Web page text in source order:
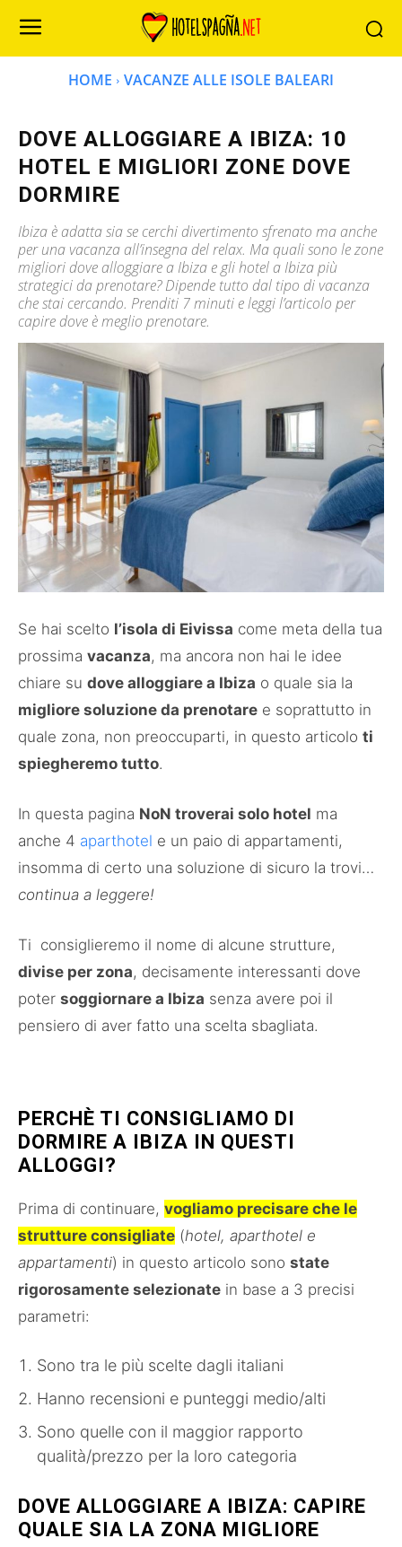
HOME VACANZE ALLE ISOLE BALEARI
DOVE ALLOGGIARE A IBIZA: 10
HOTEL E MIGLIORI ZONE DOVE
DORMIRE
Ibiza è adatta sia se cerchi divertimento sfrenato ma anche
per una vacanza all’insegna del relax. Ma quali sono le zone
migliori dove alloggiare a Ibiza e gli hotel a Ibiza più
strategici da prenotare? Dipende tutto dal tipo di vacanza
che stai cercando. Prenditi 7 minuti e leggi l’articolo per
capire dove è meglio prenotare.
Se hai scelto l’isola di Eivissa come meta della tua
prossima vacanza, ma ancora non hai le idee
chiare su dove alloggiare a Ibiza o quale sia la
migliore soluzione da prenotare e soprattutto in
quale zona, non preoccuparti, in questo articolo ti
spiegheremo tutto.
In questa pagina NoN troverai solo hotel ma
anche 4 aparthotel e un paio di appartamenti,
insomma di certo una soluzione di sicuro la trovi…
continua a leggere!
Ti consiglieremo il nome di alcune strutture,
divise per zona, decisamente interessanti dove
poter soggiornare a Ibiza senza avere poi il
pensiero di aver fatto una scelta sbagliata.
PERCHÈ TI CONSIGLIAMO DI
DORMIRE A IBIZA IN QUESTI
ALLOGGI?
Prima di continuare, vogliamo precisare che le
strutture consigliate (hotel, aparthotel e
appartamenti) in questo articolo sono state
rigorosamente selezionate in base a 3 precisi
parametri:
Sono tra le più scelte dagli italiani
Hanno recensioni e punteggi medio/alti
Sono quelle con il maggior rapporto
qualità/prezzo per la loro categoria
DOVE ALLOGGIARE A IBIZA: CAPIRE
QUALE SIA LA ZONA MIGLIORE